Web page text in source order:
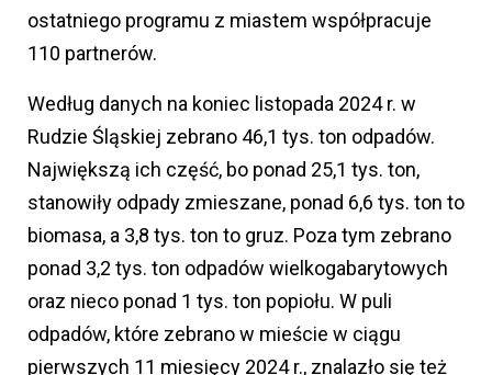
ostatniego programu z miastem współpracuje
110 partnerów.
Według danych na koniec listopada 2024 r. w
Rudzie Śląskiej zebrano 46,1 tys. ton odpadów.
Największą ich część, bo ponad 25,1 tys. ton,
stanowiły odpady zmieszane, ponad 6,6 tys. ton to
biomasa, a 3,8 tys. ton to gruz. Poza tym zebrano
ponad 3,2 tys. ton odpadów wielkogabarytowych
oraz nieco ponad 1 tys. ton popiołu. W puli
odpadów, które zebrano w mieście w ciągu
pierwszych 11 miesięcy 2024 r., znalazło się też